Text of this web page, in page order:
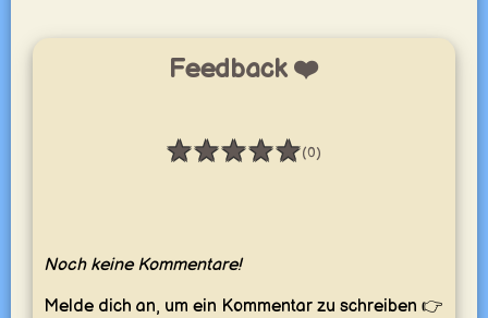
Feedback ❤️
★★★★★
Bewertung: 0 / 5 (0)
Noch keine Kommentare!
Melde dich an, um ein Kommentar zu schreiben 👉